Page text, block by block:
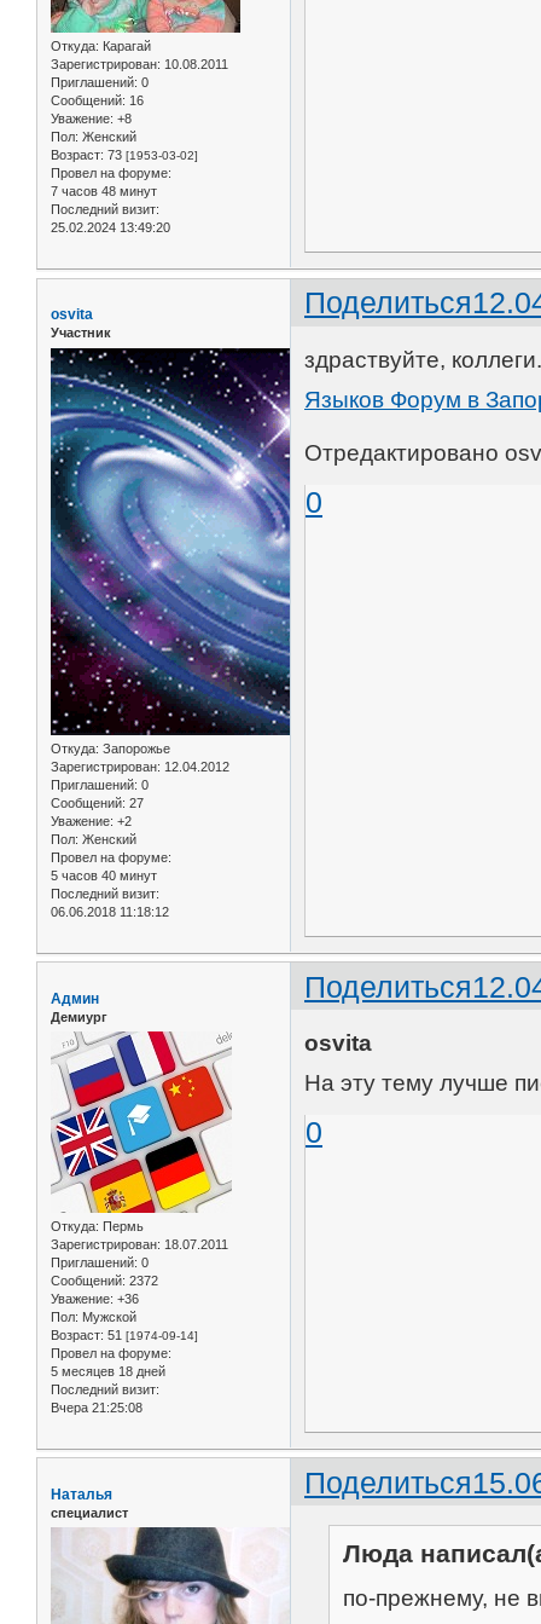
Откуда: Карагай
Зарегистрирован: 10.08.2011
Приглашений: 0
Сообщений: 16
Уважение: +8
Пол: Женский
Возраст: 73 [1953-03-02]
Провел на форуме:
7 часов 48 минут
Последний визит:
25.02.2024 13:49:20
Поделиться
osvita
Участник
Откуда: Запорожье
Зарегистрирован: 12.04.2012
Приглашений: 0
Сообщений: 27
Уважение: +2
Пол: Женский
Провел на форуме:
5 часов 40 минут
Последний визит:
06.06.2018 11:18:12
здраствуйте,
Языков Форум в
Отредактировано
0
Поделиться
Админ
Демиург
Откуда: Пермь
Зарегистрирован: 18.07.2011
Приглашений: 0
Сообщений: 2372
Уважение: +36
Пол: Мужской
Возраст: 51 [1974-09-14]
Провел на форуме:
5 месяцев 18 дней
Последний визит:
Вчера 21:25:08
osvita
На эту тему лучше
0
Поделиться
Наталья
специалист
Люда
по-прежнему, не